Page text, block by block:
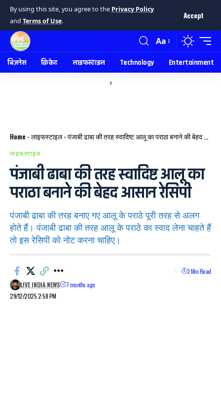
By using this site, you agree to the Privacy Policy
and Terms of Use.
Accept
Aa
बिज़नेस क्रिकेट लाइफस्टाइल Technology Entertainment
a
Home -लाइफस्टाइल-पंजाबी ढाबा की तरह स्वादिष्ट आलू का पराठा बनाने की बेहद आसान रेसिपी
लाइफस्टाइल
पंजाबी ढाबा की तरह स्वादिष्ट आलू का
पराठा बनाने की बेहद आसान रेसिपी
पंजाबी ढाबा की तरह बनाए गए आलू के पराठे पूरी तरह से अलग
होते हैं। पंजाबी ढाबा की तरह आलू के पराठे का स्वाद लेना चाहते हैं
तो इस रेसिपी को नोट करना चाहिए।
29/12/2025 2:58 PM
LIVE INDIA NEWS 7 months ago
3 Min Read